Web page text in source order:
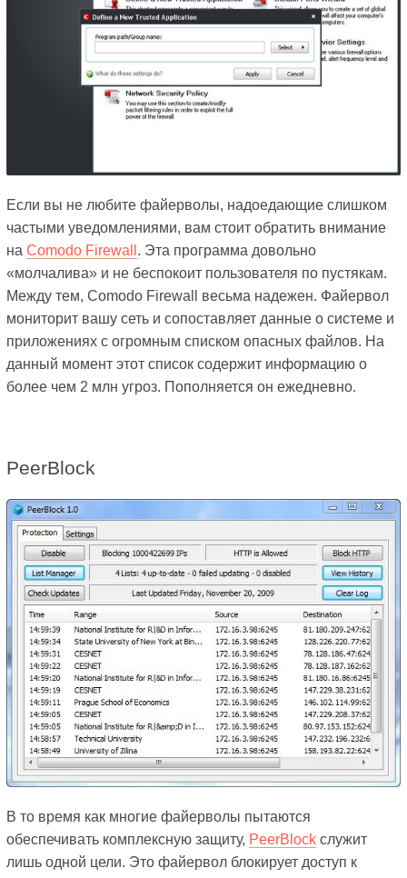
Если вы не любите файерволы, надоедающие слишком
частыми уведомлениями, вам стоит обратить внимание
на Comodo Firewall . Эта программа довольно
«молчалива» и не беспокоит пользователя по пустякам.
Между тем, Comodo Firewall весьма надежен. Файервол
мониторит вашу сеть и сопоставляет данные о системе и
приложениях с огромным списком опасных файлов. На
данный момент этот список содержит информацию о
более чем 2 млн угроз. Пополняется он ежедневно.
PeerBlock
В то время как многие файерволы пытаются
обеспечивать комплексную защиту, PeerBlockслужит
лишь одной цели. Это файервол блокирует доступ к